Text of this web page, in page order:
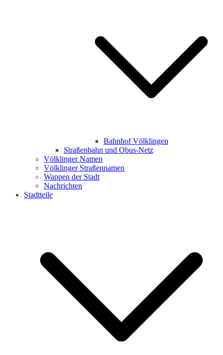
Bahnhof Völklingen
Straßenbahn und Obus-Netz
Völklinger Namen
Völklinger Straßennamen
Wappen der Stadt
Nachrichten
Stadtteile